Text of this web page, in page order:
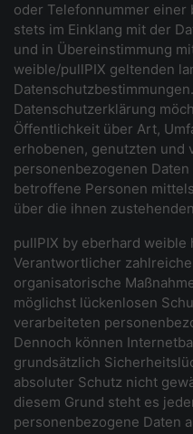
oder Telefonnummer
stets im Einklang mit der
und in Übereinstimmung
weible/pullPIX geltenden
Datenschutzerklärung
Öffentlichkeit über Art,
erhobenen, genutzten und
personenbezogenen
betroffene Personen
über die ihnen
pullPIX by eberhard weible
Verantwortlicher
organisatorische
möglichst lückenlosen
verarbeiteten
Dennoch können
grundsätzlich
absoluter Schutz nicht
diesem Grund steht es
personenbezogene Daten